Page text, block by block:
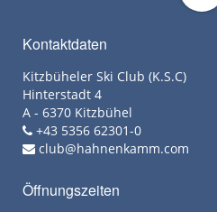
Kontaktdaten
Kitzbüheler Ski Club (K.S.C)
Hinterstadt 4
A - 6370 Kitzbühel
+43 5356 62301-0
club@hahnenkamm.com
Öffnungszeiten